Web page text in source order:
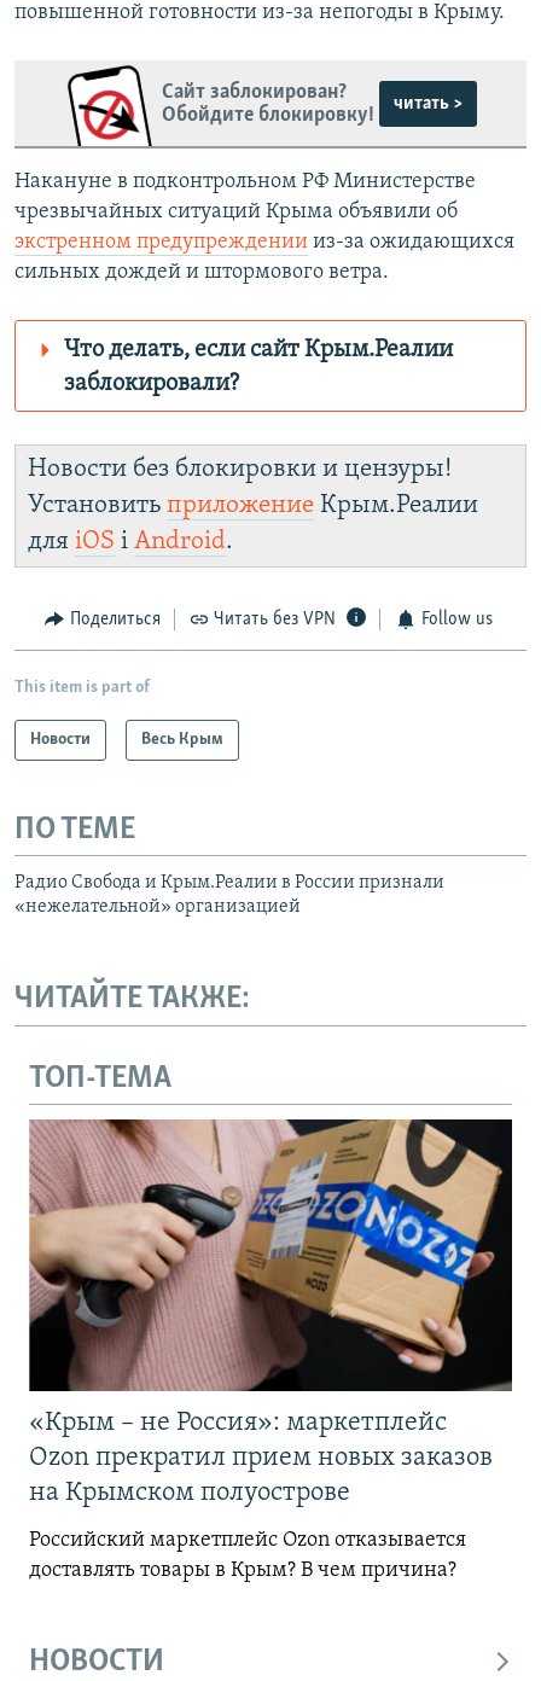
повышенной готовности из-за непогоды в Крыму.
Сайт заблокирован?
Обойдите блокировку!
читать >
Накануне в подконтрольном РФ Министерстве
чрезвычайных ситуаций Крыма объявили об
экстренном предупреждении из-за ожидающихся
сильных дождей и штормового ветра.
Что делать, если сайт Крым.Реалии
заблокировали?
Крым.Реалии
зеркального
сайта: https://d1nm9his2drspj.cloudfront.net/
установить VPN
Новости без блокировки и цензуры!
Установить приложение Крым.Реалии
для iOS і Android.
Поделиться Читать без VPN Follow us
This item is part of
Новости Весь Крым
ПО ТЕМЕ
Радио Свобода и Крым.Реалии в России признали
«нежелательной» организацией
ЧИТАЙТЕ ТАКЖЕ:
ТОП-ТЕМА
«Крым – не Россия»: маркетплейс
Ozon прекратил прием новых заказов
на Крымском полуострове
Российский маркетплейс Ozon отказывается
доставлять товары в Крым? В чем причина?
НОВОСТИ